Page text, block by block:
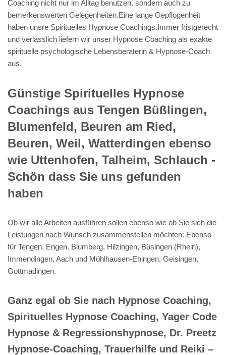
Coaching nicht nur im Alltag benutzen, sondern auch zu
bemerkenswerten Gelegenheiten.Eine lange Gepflogenheit
haben unsre Spirituelles Hypnose Coachings.Immer fristgerecht
und verlässlich liefern wir unser Hypnose Coaching als exakte
spirituelle psychologische Lebensberaterin & Hypnose-Coach
aus.
Günstige Spirituelles Hypnose
Coachings aus Tengen Büßlingen,
Blumenfeld, Beuren am Ried,
Beuren, Weil, Watterdingen ebenso
wie Uttenhofen, Talheim, Schlauch -
Schön dass Sie uns gefunden
haben
Ob wir alle Arbeiten ausführen sollen ebenso wie ob Sie sich die
Leistungen nach Wunsch zusammenstellen möchten: Ebenso
für Tengen, Engen, Blumberg, Hilzingen, Büsingen (Rhein),
Immendingen, Aach und Mühlhausen-Ehingen, Geisingen,
Gottmadingen.
Ganz egal ob Sie nach Hypnose Coaching,
Spirituelles Hypnose Coaching, Yager Code
Hypnose & Regressionshypnose, Dr. Preetz
Hypnose-Coaching, Trauerhilfe und Reiki –